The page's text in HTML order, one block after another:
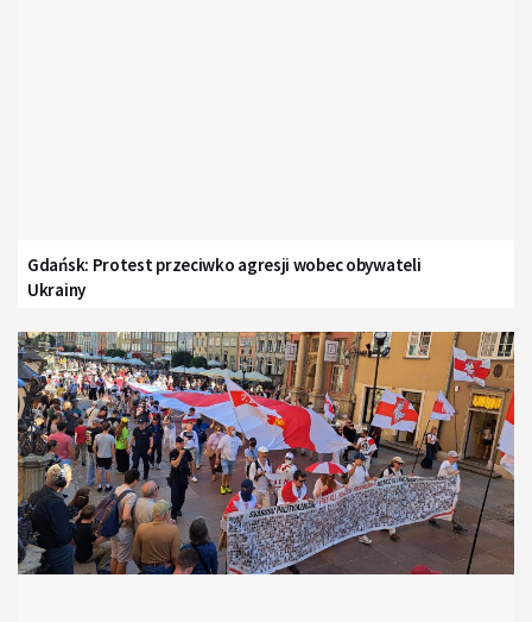
Gdańsk: Protest przeciwko agresji wobec obywateli
Ukrainy